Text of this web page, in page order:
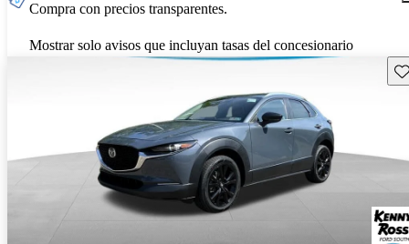
Compra con precios transparentes.
Mostrar solo avisos que incluyan tasas del concesionario